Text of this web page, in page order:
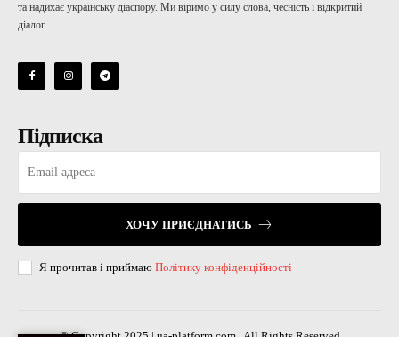
та надихає українську діаспору. Ми віримо у силу слова, чесність і відкритий
діалог.
Підписка
ХОЧУ ПРИЄДНАТИСЬ
Я прочитав і приймаю Політику конфіденційності